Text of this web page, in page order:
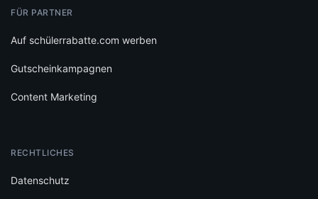
FÜR PARTNER
Auf schülerrabatte.com werben
Gutscheinkampagnen
Content Marketing
RECHTLICHES
Datenschutz